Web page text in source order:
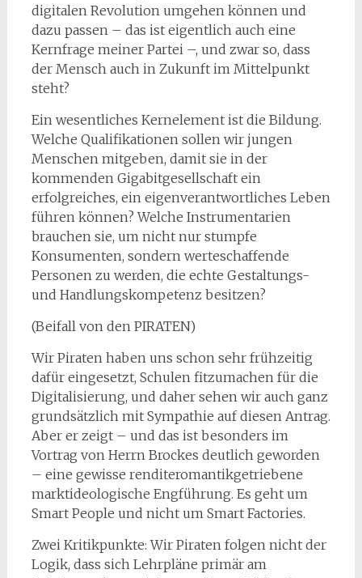
digitalen Revolution umgehen können und
dazu passen – das ist eigentlich auch eine
Kernfrage meiner Partei –, und zwar so, dass
der Mensch auch in Zukunft im Mittelpunkt
steht?
Ein wesentliches Kernelement ist die Bildung.
Welche Qualifikationen sollen wir jungen
Menschen mitgeben, damit sie in der
kommenden Gigabitgesellschaft ein
erfolgreiches, ein eigenverantwortliches Leben
führen können? Welche Instrumentarien
brauchen sie, um nicht nur stumpfe
Konsumenten, sondern werteschaffende
Personen zu werden, die echte Gestaltungs-
und Handlungskompetenz besitzen?
(Beifall von den PIRATEN)
Wir Piraten haben uns schon sehr frühzeitig
dafür eingesetzt, Schulen fitzumachen für die
Digitalisierung, und daher sehen wir auch ganz
grundsätzlich mit Sympathie auf diesen Antrag.
Aber er zeigt – und das ist besonders im
Vortrag von Herrn Brockes deutlich geworden
– eine gewisse renditeromantikgetriebene
marktideologische Engführung. Es geht um
Smart People und nicht um Smart Factories.
Zwei Kritikpunkte: Wir Piraten folgen nicht der
Logik, dass sich Lehrpläne primär am